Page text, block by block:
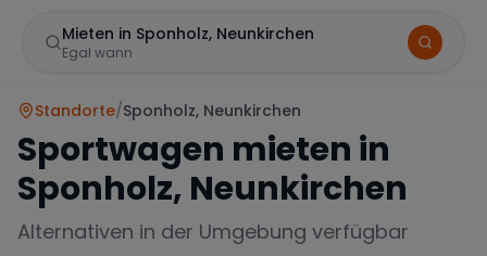
Mieten in Sponholz, Neunkirchen
Egal wann
Standorte/Sponholz, Neunkirchen
Sportwagen mieten in
Sponholz, Neunkirchen
Alternativen in der Umgebung verfügbar